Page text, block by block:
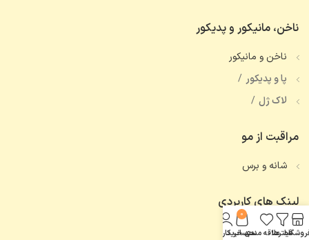
ناخن، مانیکور و پدیکور
ناخن و مانیکور
پا و پدیکور
لاک ژل
مراقبت از مو
شانه و برس
لینک های کاربردی
تماس با ما
فیلترهاعلاقه مندی
0
سبد خرید
حساب کاربری من